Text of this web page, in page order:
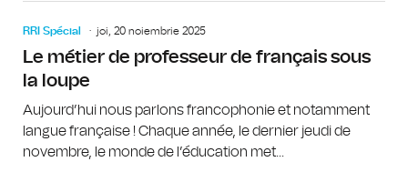
RRI Spécial joi, 20 noiembrie 2025
Le métier de professeur de français sous
la loupe
Aujourd’hui nous parlons francophonie et notamment
langue française ! Chaque année, le dernier jeudi de
novembre, le monde de l’éducation met...